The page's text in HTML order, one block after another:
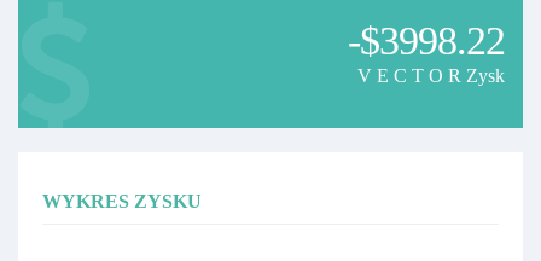
-$3998.22
V E C T O R Zysk
WYKRES ZYSKU